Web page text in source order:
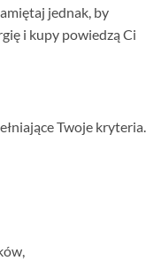
jednak, by
i kupy powiedzą Ci
Twoje kryteria.